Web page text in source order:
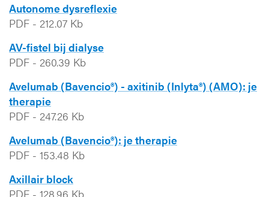
Autonome dysreflexie
PDF - 212.07 Kb
AV-fistel bij dialyse
PDF - 260.39 Kb
Avelumab (Bavencio®) - axitinib (Inlyta®) (AMO): je
therapie
PDF - 247.26 Kb
Avelumab (Bavencio®): je therapie
PDF - 153.48 Kb
Axillair block
PDF - 128.96 Kb